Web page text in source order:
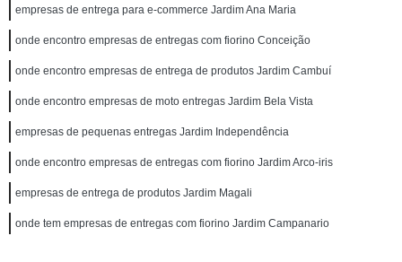
empresas de entrega para e-commerce Jardim Ana Maria
onde encontro empresas de entregas com fiorino Conceição
onde encontro empresas de entrega de produtos Jardim Cambuí
onde encontro empresas de moto entregas Jardim Bela Vista
empresas de pequenas entregas Jardim Independência
onde encontro empresas de entregas com fiorino Jardim Arco-iris
empresas de entrega de produtos Jardim Magali
onde tem empresas de entregas com fiorino Jardim Campanario